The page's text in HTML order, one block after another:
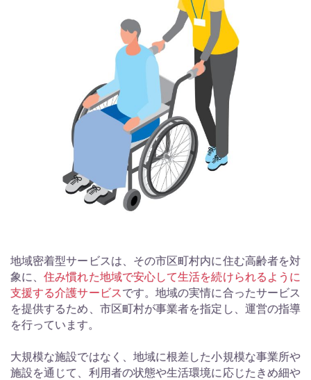
地域密着型サービスは、その市区町村内に住む高齢者を対
象に、住み慣れた地域で安心して生活を続けられるように
支援する介護サービスです。地域の実情に合ったサービス
を提供するため、市区町村が事業者を指定し、運営の指導
を行っています。
大規模な施設ではなく、地域に根差した小規模な事業所や
施設を通じて、利用者の状態や生活環境に応じたきめ細や